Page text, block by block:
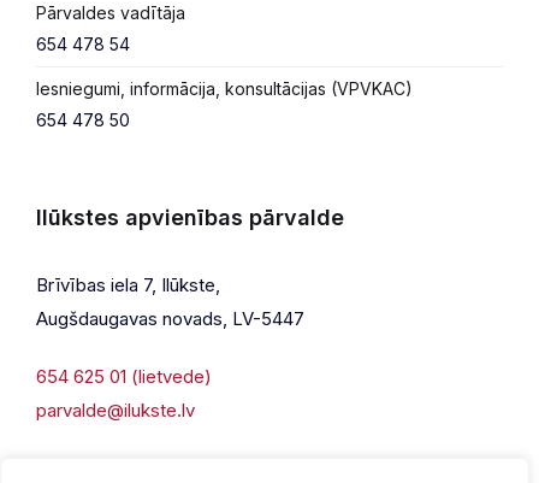
Pārvaldes vadītāja
654 478 54
Iesniegumi, informācija, konsultācijas (VPVKAC)
654 478 50
Ilūkstes apvienības pārvalde
Brīvības iela 7, Ilūkste,
Augšdaugavas novads, LV-5447
654 625 01 (lietvede)
parvalde@ilukste.lv